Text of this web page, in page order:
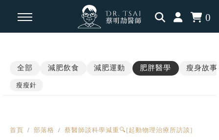
0
運動科學
三高慢性病
全部 減肥飲食 減肥運動 肥胖醫學 瘦身故事
瘦瘦針
首頁 部落格 蔡醫師談科學減重🔍[起動物理治療所訪談]